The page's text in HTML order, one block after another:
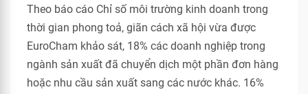
Theo báo cáo Chỉ số môi trường kinh doanh trong
thời gian phong toả, giãn cách xã hội vừa được
EuroCham khảo sát, 18% các doanh nghiệp trong
ngành sản xuất đã chuyển dịch một phần đơn hàng
hoặc nhu cầu sản xuất sang các nước khác. 16%